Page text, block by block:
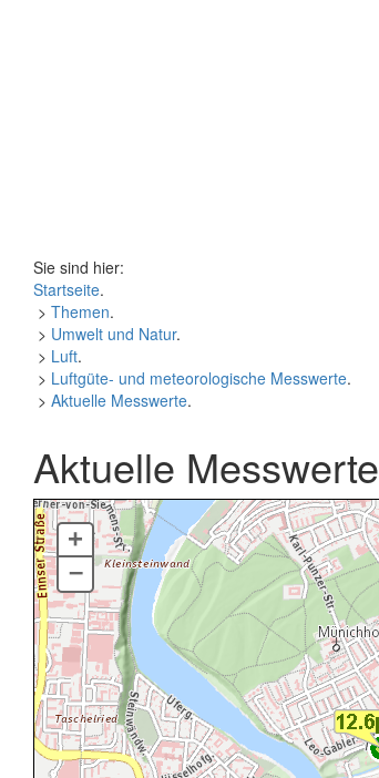
Sie sind hier:
Startseite.
> Themen.
> Umwelt und Natur.
> Luft.
> Luftgüte- und meteorologische Messwerte.
> Aktuelle Messwerte.
Aktuelle Messwerte
+
–